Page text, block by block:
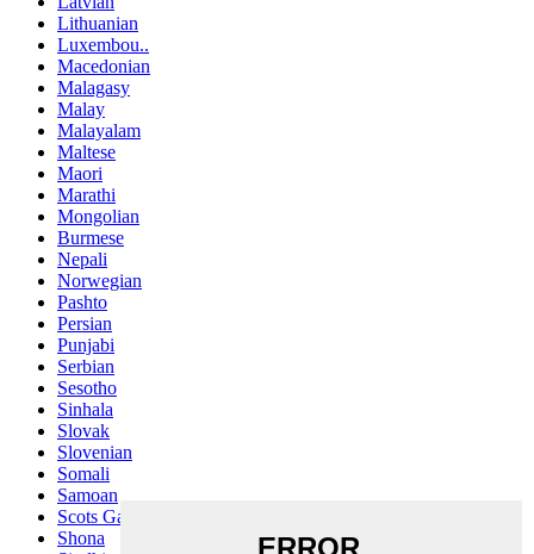
Lithuanian
Luxembou..
Macedonian
Malagasy
Malay
Malayalam
Maltese
Maori
Marathi
Mongolian
Burmese
Nepali
Norwegian
Pashto
Persian
Punjabi
Serbian
Sesotho
Sinhala
Slovak
Slovenian
Somali
Samoan
Scots Gaelic
Shona